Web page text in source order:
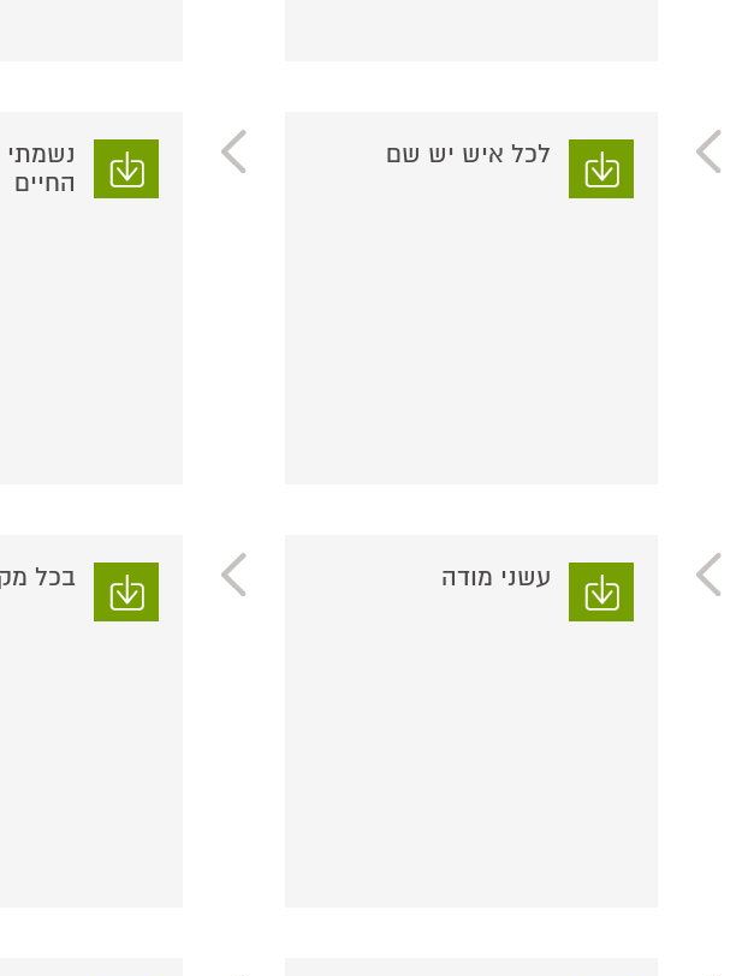
לכל איש יש שם
נשמתי
החיים
עשני מודה בכל